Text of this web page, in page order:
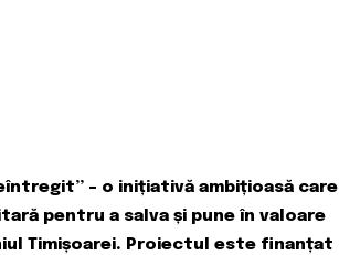
– o inițiativă ambițioasă care
pentru a salva și pune în valoare
Timișoarei. Proiectul este finanțat